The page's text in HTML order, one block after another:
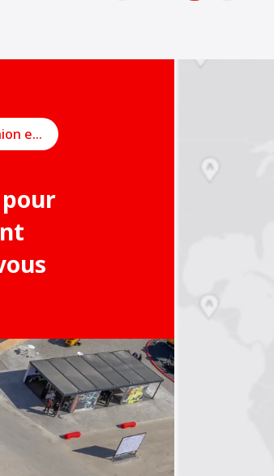
Planifier une réunion en ligne